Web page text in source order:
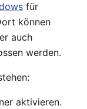
für
können
auch
werden.
aktivieren.